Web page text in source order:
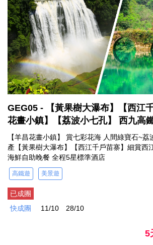
GEG05 - 【黃果樹大瀑布】【西江
花畫小鎮】【荔波小七孔】 西九高
【羊昌花畫小鎮】 賞七彩花海 人間綠寶石~
產【黃果樹大瀑布】【西江千戶苗寨】細賞西
海鮮自助晚餐 全程5星標準酒店
高鐵遊 美景遊
已成團
快成團
11/10 28/10
5